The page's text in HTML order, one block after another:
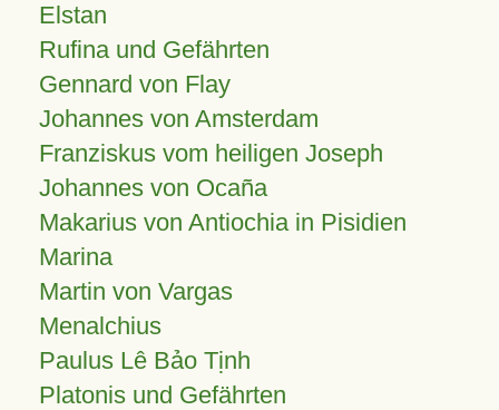
Elstan
Rufina und Gefährten
Gennard von Flay
Johannes von Amsterdam
Franziskus vom heiligen Joseph
Johannes von Ocaña
Makarius von Antiochia in Pisidien
Marina
Martin von Vargas
Menalchius
Paulus Lê Bảo Tịnh
Platonis und Gefährten